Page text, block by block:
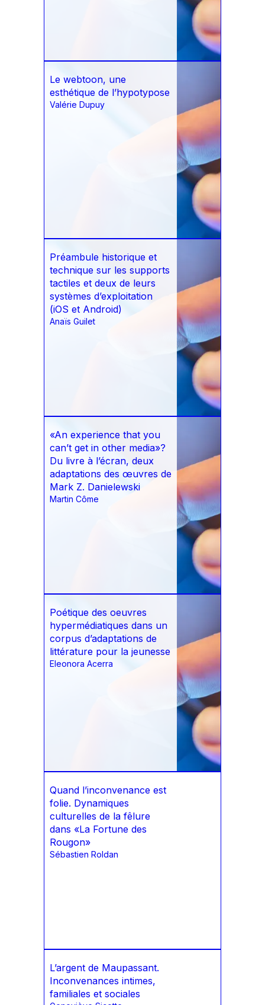
Le webtoon, une
esthétique de l’hypotypose
Valérie Dupuy
Préambule historique et
technique sur les supports
tactiles et deux de leurs
systèmes d’exploitation
(iOS et Android)
Anaïs Guilet
«An experience that you
can’t get in other media»?
Du livre à l’écran, deux
adaptations des œuvres de
Mark Z. Danielewski
Martin Côme
Poétique des oeuvres
hypermédiatiques dans un
corpus d’adaptations de
littérature pour la jeunesse
Eleonora Acerra
Quand l’inconvenance est
folie. Dynamiques
culturelles de la fêlure
dans «La Fortune des
Rougon»
Sébastien Roldan
L’argent de Maupassant.
Inconvenances intimes,
familiales et sociales